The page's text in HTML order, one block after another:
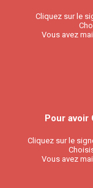
Cliquez sur le
Vous avez
Pour avoir
Cliquez sur le
Vous avez